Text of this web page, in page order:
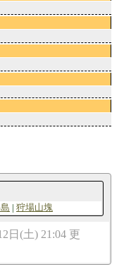
狩場山塊
日(土) 21:04 更